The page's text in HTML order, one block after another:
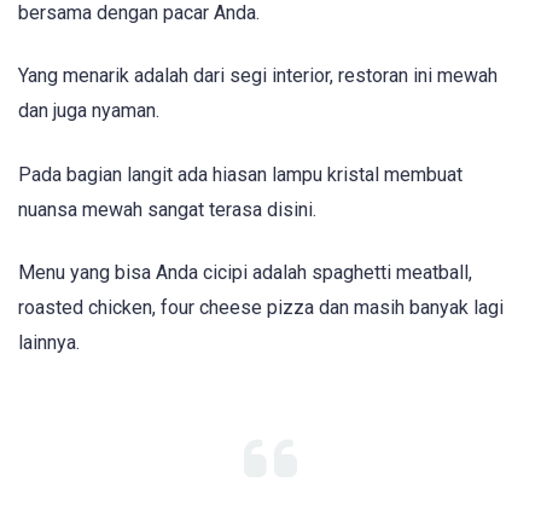
bersama dengan pacar Anda.
Yang menarik adalah dari segi interior, restoran ini mewah
dan juga nyaman.
Pada bagian langit ada hiasan lampu kristal membuat
nuansa mewah sangat terasa disini.
Menu yang bisa Anda cicipi adalah spaghetti meatball,
roasted chicken, four cheese pizza dan masih banyak lagi
lainnya.